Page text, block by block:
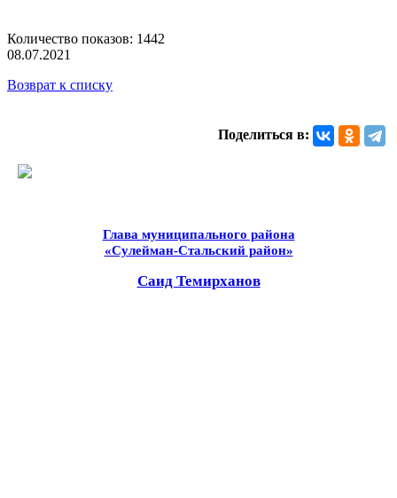
Количество показов: 1442
08.07.2021
Возврат к списку
Поделиться в:
Глава муниципального района
«Сулейман-Стальский район»
Саид Темирханов